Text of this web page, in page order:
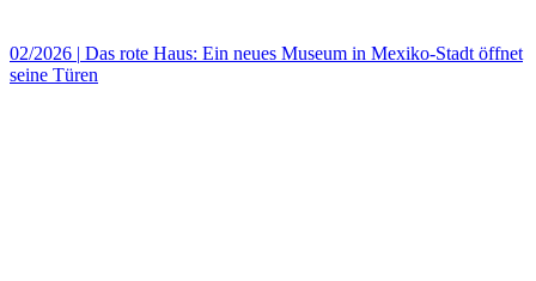
02/2026 | Das rote Haus: Ein neues Museum in Mexiko‑Stadt öffnet
seine Türen